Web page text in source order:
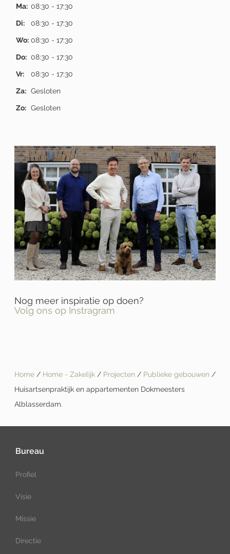
Ma: 08:30 - 17:30
Di: 08:30 - 17:30
Wo: 08:30 - 17:30
Do: 08:30 - 17:30
Vr: 08:30 - 17:30
Za: Gesloten
Zo: Gesloten
Nog meer inspiratie op doen?
Volg ons op Instragram
Home / Home - Zakelijk / Projecten / Publieke gebouwen /
Huisartsenpraktijk en appartementen Dokmeesters
Alblasserdam.
Bureau
Profiel
Visie
Missie
Directie